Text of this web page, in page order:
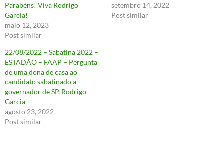
Parabéns! Viva Rodrigo
Garcia!
maio 12, 2023
Post similar
setembro 14, 2022
Post similar
22/08/2022 – Sabatina 2022 –
ESTADÃO – FAAP – Pergunta
de uma dona de casa ao
candidato sabatinado a
governador de SP, Rodrigo
Garcia
agosto 23, 2022
Post similar